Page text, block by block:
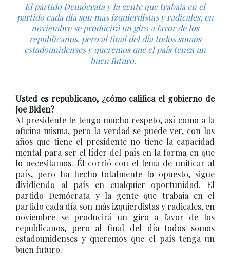
El partido Demócrata y la gente que trabaja en el
partido cada día son más izquierdistas y radicales, en
noviembre se producirá un giro a favor de los
republicanos, pero al final del día todos somos
estadounidenses y queremos que el país tenga un
buen futuro.
Usted es republicano, ¿cómo califica el gobierno de
Joe Biden?
Al presidente le tengo mucho respeto, así como a la
oficina misma, pero la verdad se puede ver, con los
años que tiene el presidente no tiene la capacidad
mental para ser el líder del país en la forma en que
lo necesitamos. Él corrió con el lema de unificar al
país, pero ha hecho totalmente lo opuesto, sigue
dividiendo al país en cualquier oportunidad. El
partido Demócrata y la gente que trabaja en el
partido cada día son más izquierdistas y radicales, en
noviembre se producirá un giro a favor de los
republicanos, pero al final del día todos somos
estadounidenses y queremos que el país tenga un
buen futuro.